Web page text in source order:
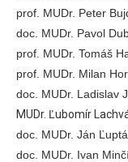
prof. MUDr. Peter
doc. MUDr. Pavol
prof. MUDr. Tomáš
prof. MUDr. Milan
doc. MUDr. Ladislav
MUDr. Ľubomír
doc. MUDr. Ján
doc. MUDr. Ivan